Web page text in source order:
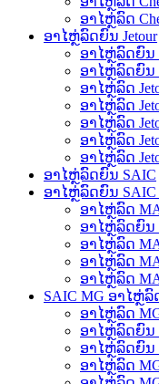
ອາໄຫຼ່ລົດ
ອາໄຫຼ່ລົດຍົນ Jetour
ອາໄຫຼ່ລົດຍົນ
ອາໄຫຼ່ລົດຍົນ
ອາໄຫຼ່ລົດ
ອາໄຫຼ່ລົດ
ອາໄຫຼ່ລົດ
ອາໄຫຼ່ລົດ
ອາໄຫຼ່ລົດ
ອາໄຫຼ່ລົດຍົນ SAIC
ອາໄຫຼ່ລົດຍົນ SAIC
ອາໄຫຼ່ລົດ
ອາໄຫຼ່ລົດຍົນ
ອາໄຫຼ່ລົດ
ອາໄຫຼ່ລົດ
ອາໄຫຼ່ລົດ
SAIC MG ອາໄຫຼ່
ອາໄຫຼ່ລົດ
ອາໄຫຼ່ລົດຍົນ
ອາໄຫຼ່ລົດຍົນ
ອາໄຫຼ່ລົດ